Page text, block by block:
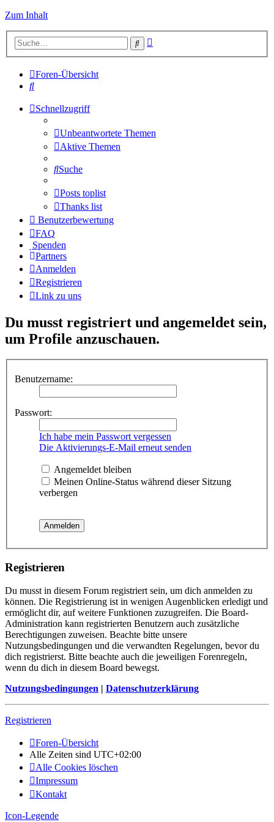
Zum Inhalt
Suche
Foren-Übersicht
Suche
Schnellzugriff
Unbeantwortete Themen
Aktive Themen
Suche
Posts toplist
Thanks list
Benutzerbewertung
FAQ
Spenden
Partners
Anmelden
Registrieren
Link zu uns
Du musst registriert und angemeldet sein,
um Profile anzuschauen.
Benutzername:
Passwort:
Ich habe mein Passwort vergessen
Die Aktivierungs-E-Mail erneut senden
Angemeldet bleiben
Meinen Online-Status während dieser Sitzung
verbergen
Registrieren
Du musst in diesem Forum registriert sein, um dich anmelden zu
können. Die Registrierung ist in wenigen Augenblicken erledigt und
ermöglicht dir, auf weitere Funktionen zuzugreifen. Die Board-
Administration kann registrierten Benutzern auch zusätzliche
Berechtigungen zuweisen. Beachte bitte unsere
Nutzungsbedingungen und die verwandten Regelungen, bevor du
dich registrierst. Bitte beachte auch die jeweiligen Forenregeln,
wenn du dich in diesem Board bewegst.
Nutzungsbedingungen | Datenschutzerklärung
Registrieren
Foren-Übersicht
Alle Zeiten sind UTC+02:00
Alle Cookies löschen
Impressum
Kontakt
Icon-Legende